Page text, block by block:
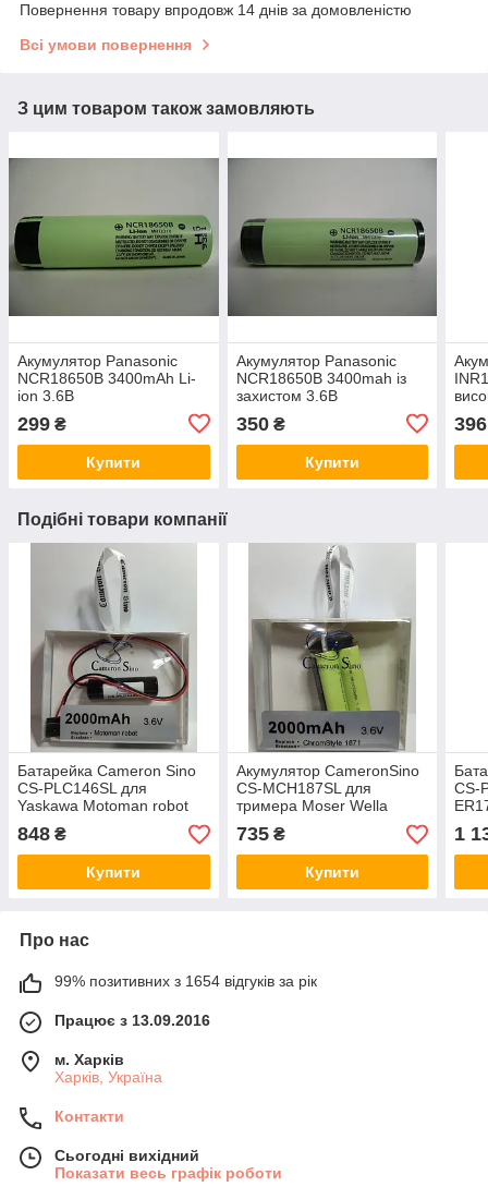
Повернення товару впродовж 14 днів за домовленістю
Всі умови повернення
З цим товаром також замовляють
Акумулятор Panasonic
NCR18650B 3400mAh Li-
ion 3.6В
299 ₴
Купити
Акумулятор Panasonic
NCR18650B 3400mah із
захистом 3.6В
350₴
Купити
396
Подібні товари компанії
Батарейка Cameron Sino
CS-PLC146SL для
Yaskawa Motoman robot
3.6V 2000mAh Li-MnO2
848 ₴
Купити
Акумулятор CameronSino
CS-MCH187SL для
тримера Moser Wella
Academy Super Cordless
NiMh 3.6V 2000mAh
735₴
Купити
CS-
з
1
Про нас
99% позитивних з 1654 відгуків за рік
Працює з 13.09.2016
м. Харків
Харків, Україна
Контакти
Сьогодні вихідний
Показати весь графік роботи